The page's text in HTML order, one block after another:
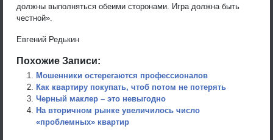
должны выполняться обеими сторонами. Игра должна быть
честной».
Евгений Редькин
Похожие Записи:
Мошенники остерегаются профессионалов
Как квартиру покупать, чтоб потом не потерять
Черный маклер – это невыгодно
На вторичном рынке увеличилось число
«проблемных» квартир